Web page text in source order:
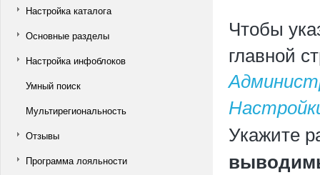
Настройка каталога
Основные разделы
Настройка инфоблоков
Умный поиск
Мультирегиональность
Отзывы
Программа лояльности
Чтобы
главной
Укажите